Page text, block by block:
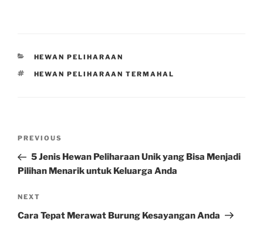
CATEGORIES
HEWAN PELIHARAAN
TAGS
HEWAN PELIHARAAN TERMAHAL
Previous
Post
PREVIOUS
5 Jenis Hewan Peliharaan Unik yang Bisa Menjadi
Pilihan Menarik untuk Keluarga Anda
Next
Post
NEXT
Cara Tepat Merawat Burung Kesayangan Anda